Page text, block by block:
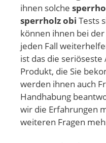
ihnen solche
sperrholz obi Tests
können ihnen bei
jeden Fall
ist das die
Produkt, die Sie
werden ihnen auch
Handhabung
wir die Erfahrungen
weiteren Fragen